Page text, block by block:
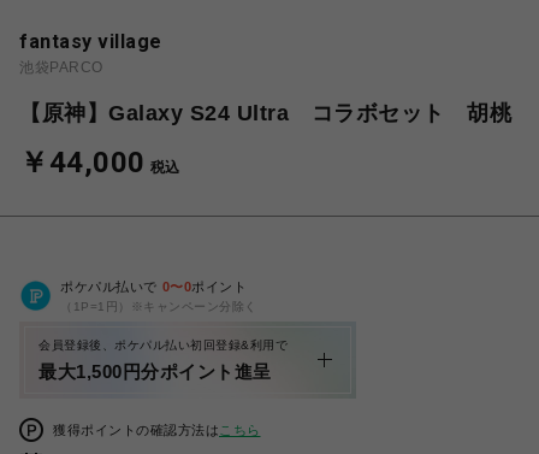
fantasy village
池袋PARCO
【原神】Galaxy S24 Ultra コラボセット 胡桃
￥44,000 税込
ポケパル払いで 0〜0ポイント
（1P=1円）※キャンペーン分除く
会員登録後、ポケパル払い初回登録&利用で
最大1,500円分ポイント進呈
獲得ポイントの確認方法は こちら